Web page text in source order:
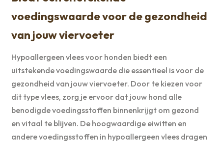
voedingswaarde voor de gezondheid
van jouw viervoeter
Hypoallergeen vlees voor honden biedt een
uitstekende voedingswaarde die essentieel is voor de
gezondheid van jouw viervoeter. Door te kiezen voor
dit type vlees, zorg je ervoor dat jouw hond alle
benodigde voedingsstoffen binnenkrijgt om gezond
en vitaal te blijven. De hoogwaardige eiwitten en
andere voedingsstoffen in hypoallergeen vlees dragen